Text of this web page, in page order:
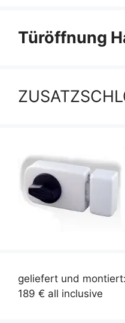
Türöffnung
geliefert und montiert:
189 € all inclusive